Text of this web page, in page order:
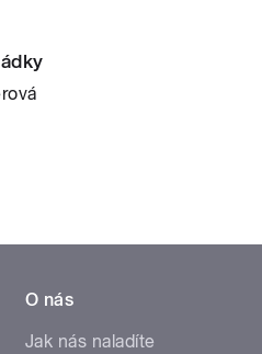
O nás
Jak nás naladíte